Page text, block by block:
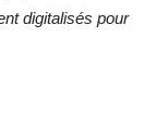
digitalisés pour